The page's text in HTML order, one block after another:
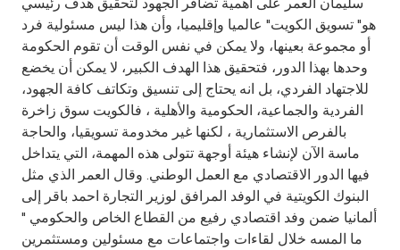
After Sales Services
Contact us
Branch & ATM locator
Germany
Malaysia
هو" تسويق الكويت" عالميا وإقليميا، وأن هذا ليس مسئولية فرد
أو مجموعة بعينها، ولا يمكن في نفس الوقت أن تقوم الحكومة
وحدها بهذا الدور، فتحقيق هذا الهدف الكبير، لا يمكن أن يخضع
للاجتهاد الفردي، بل انه يحتاج إلى تنسيق وتكاتف كافة الجهود،
الفردية والجماعية، الحكومية والأهلية ، فالكويت سوق زاخرة
بالفرص الاستثمارية ، لكنها غير مخدومة تسويقيا، والحاجة
ماسة الآن لإنشاء هيئة أوجهة تتولى هذه المهمة، التي يتداخل
فيها الدور الاقتصادي مع العمل الوطني. وقال العمر الذي مثل
البنوك الكويتية في الوفد المرافق لوزير التجارة احمد باقر إلى
ألمانيا ضمن وفد اقتصادي رفيع من القطاع الخاص والحكومي "
ما المسه خلال لقاءات واجتماعات مع مسئولين ومستثمرين